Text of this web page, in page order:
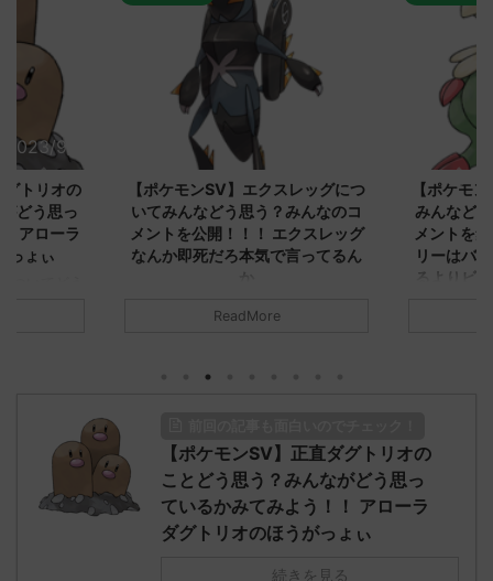
2023/9/8
トリオの
どう思っ
アローラ
っょぃ
ただダグト
れたウミト
ん0702
めた！ (ﾜｯﾁ
【ポケモンSV】エクスレッグにつ
いてみんなどう思う？みんなのコ
メントを公開！！！ エクスレッグ
なんか即死だろ本気で言ってるん
か
う思ってる？ 初めの記事 元のス
01:07:00.69ID:oUI00NrJ0 エクスレ
ッグヘルムかっこいいから助かる 名
無しさん0971 0971 名無しさん、君に
決めた！ (ﾜｯﾁｮｲW b524-NwUu)
2023/06/28(水 ...
ReadMore
【ポケモ
みんなど
メントを
リーはバ
るよりビ
2023/06/
え忘れたガ
たラウドボ
【ポケモンSV】正直ダグトリオの
ことどう思う？みんながどう思っ
ているかみてみよう！！ アローラ
ダグトリオのほうがっょぃ
続きを見る